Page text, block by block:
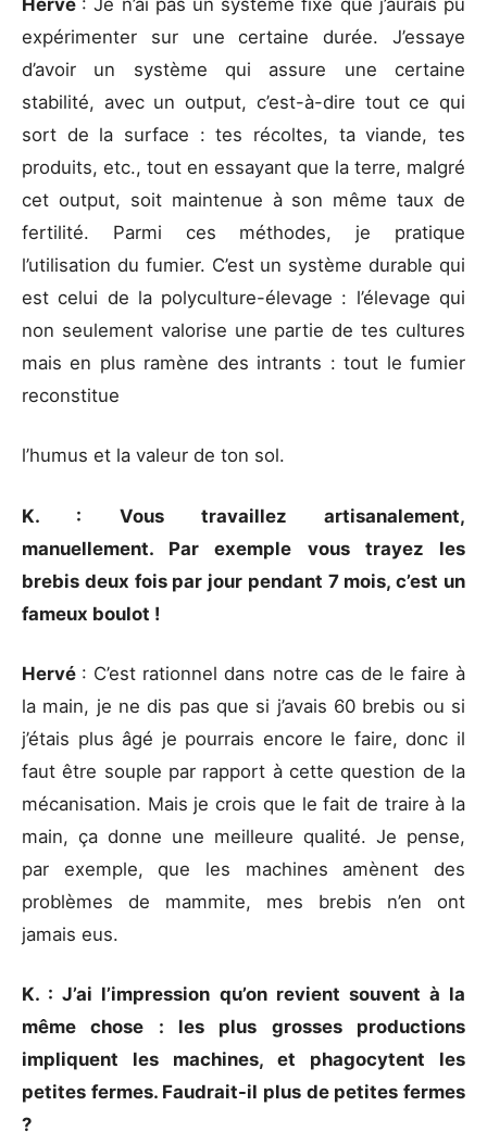
Hervé : Je n’ai pas un système fixe que j’aurais pu
expérimenter sur une certaine durée. J’essaye
d’avoir un système qui assure une certaine
stabilité, avec un output, c’est-à-dire tout ce qui
sort de la surface : tes récoltes, ta viande, tes
produits, etc., tout en essayant que la terre, malgré
cet output, soit maintenue à son même taux de
fertilité. Parmi ces méthodes, je pratique
l’utilisation du fumier. C’est un système durable qui
est celui de la polyculture-élevage : l’élevage qui
non seulement valorise une partie de tes cultures
mais en plus ramène des intrants : tout le fumier
reconstitue
l’humus et la valeur de ton sol.
K. : Vous travaillez artisanalement,
manuellement. Par exemple vous trayez les
brebis deux fois par jour pendant 7 mois, c’est un
fameux boulot !
Hervé : C’est rationnel dans notre cas de le faire à
la main, je ne dis pas que si j’avais 60 brebis ou si
j’étais plus âgé je pourrais encore le faire, donc il
faut être souple par rapport à cette question de la
mécanisation. Mais je crois que le fait de traire à la
main, ça donne une meilleure qualité. Je pense,
par exemple, que les machines amènent des
problèmes de mammite, mes brebis n’en ont
jamais eus.
K. : J’ai l’impression qu’on revient souvent à la
même chose : les plus grosses productions
impliquent les machines, et phagocytent les
petites fermes. Faudrait-il plus de petites fermes
?